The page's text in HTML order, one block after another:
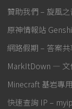
贊助我們 – 旋風
原神情報站
網路假期 – 答案
MarkItDown — 文
Minecraft 基岩專
快速查詢 IP –